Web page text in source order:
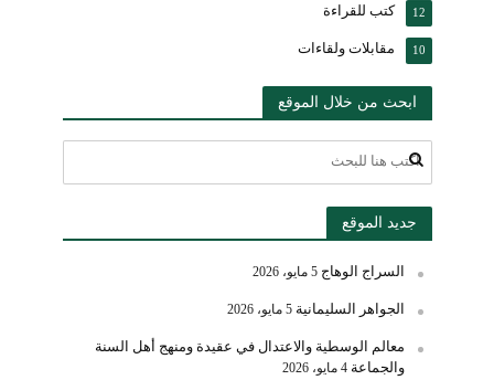
كتب للقراءة 12
مقابلات ولقاءات 10
ابحث من خلال الموقع
جديد الموقع
السراج الوهاج 5 مايو، 2026
الجواهر السليمانية 5 مايو، 2026
معالم الوسطية والاعتدال في عقيدة ومنهج أهل السنة
والجماعة 4 مايو، 2026